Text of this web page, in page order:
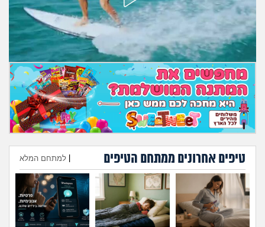
גאווה
טיפים אחרונים ממתחם הטיפים למתחם המלא
הוספת טיפ